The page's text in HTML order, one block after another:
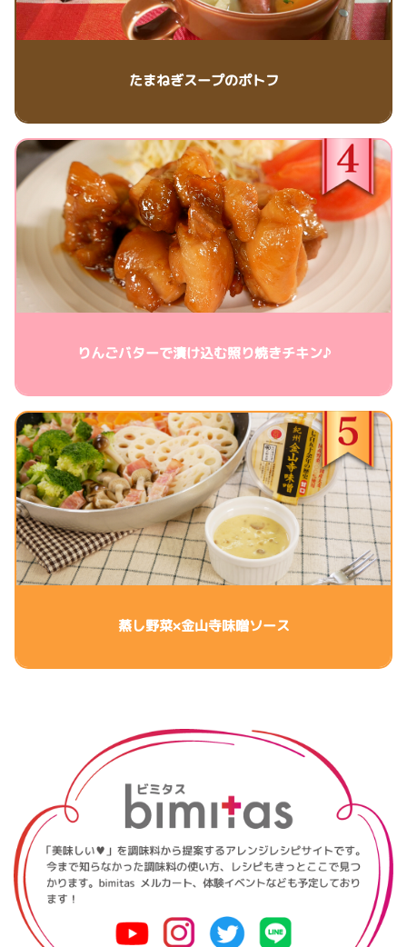
たまねぎスープのポトフ
りんごバターで漬け込む照り焼きチキン♪
蒸し野菜×金山寺味噌ソース